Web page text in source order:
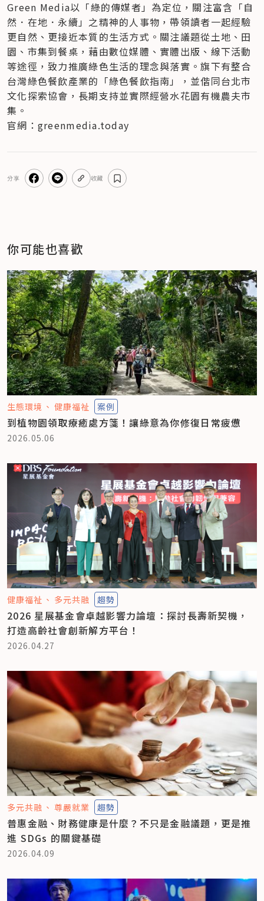
Green Media以「綠的傳媒者」為定位，關注富含「自
然．在地．永續」之精神的人事物，帶領讀者一起經驗
更自然、更接近本質的生活方式。關注議題從土地、田
園、市集到餐桌，藉由數位媒體、實體出版、線下活動
等途徑，致力推廣綠色生活的理念與落實。旗下有整合
台灣綠色餐飲產業的「綠色餐飲指南」，並偕同台北市
文化探索協會，長期支持並實際經營水花園有機農夫市
集。
官網：greenmedia.today
分享 收藏
你可能也喜歡
生態環境 健康福祉 案例
到植物園領取療癒處方箋！讓綠意為你修復日常疲憊
2026.05.06
健康福祉 多元共融 趨勢
2026 星展基金會卓越影響力論壇：探討長壽新契機，
打造高齡社會創新解方平台！
2026.04.27
多元共融 尊嚴就業 趨勢
普惠金融、財務健康是什麼？不只是金融議題，更是推
進 SDGs 的關鍵基礎
2026.04.09